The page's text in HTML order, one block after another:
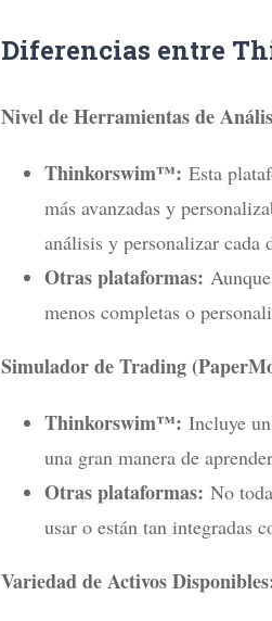
Diferencias entre
Nivel de Herramientas de
Thinkorswim™: Esta
más avanzadas y
análisis y personalizar cada
Otras plataformas:
menos completas o
Simulador de Trading
Thinkorswim™: Incluye
una gran manera de
Otras plataformas: No
usar o están tan integradas
Variedad de Activos